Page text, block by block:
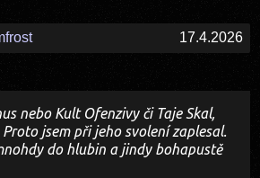
17.4.2026
nebo Kult Ofenzivy či Taje Skal,
jsem při jeho svolení zaplesal.
do hlubin a jindy bohapustě